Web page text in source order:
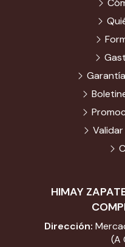
HIMAY
Dirección:
(A